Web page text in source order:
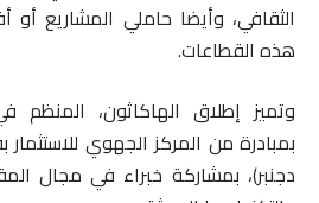
الثقافي، وأيضا حاملي المشاريع
هذه القطاعات.
وتميز إطلاق الهاكاثون، المنظم
دجنبر)، بمشاركة خبراء في مجال